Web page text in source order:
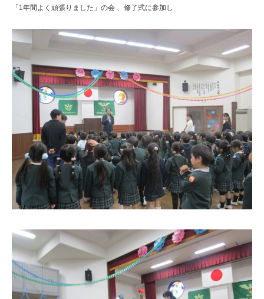
田
学
園
「1年間よく頑張りました」の会 、修了式に参加し